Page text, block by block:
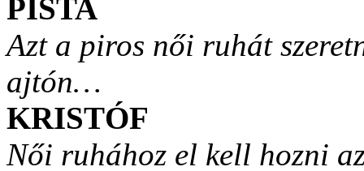
PISTA
Azt a piros női ruhát
ajtón…
KRISTÓF
Női ruhához el kell hozni